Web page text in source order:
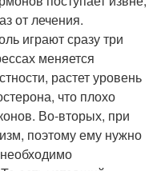
от лечения.
играют сразу три
меняется
растет уровень
что плохо
Во-вторых, при
поэтому ему нужно